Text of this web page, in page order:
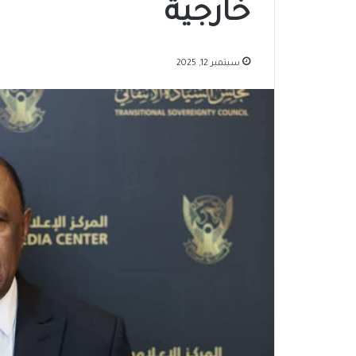
خارجية
سبتمبر 12, 2025